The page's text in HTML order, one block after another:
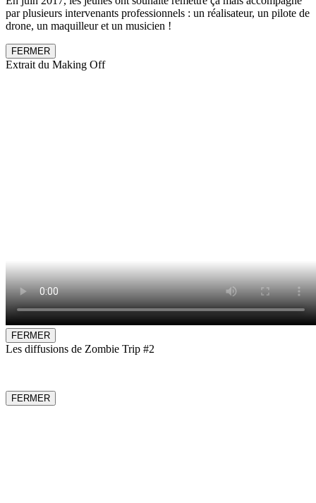
par plusieurs intervenants professionnels : un réalisateur, un pilote de
drone, un maquilleur et un musicien !
FERMER
Extrait du Making Off
FERMER
Les diffusions de Zombie Trip #2
FERMER